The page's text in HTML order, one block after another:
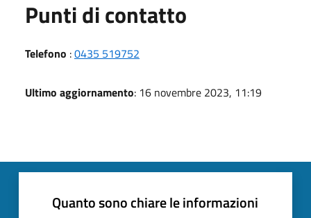
Punti di contatto
Telefono :0435 519752
Ultimo aggiornamento: 16 novembre 2023, 11:19
Quanto sono chiare le informazioni